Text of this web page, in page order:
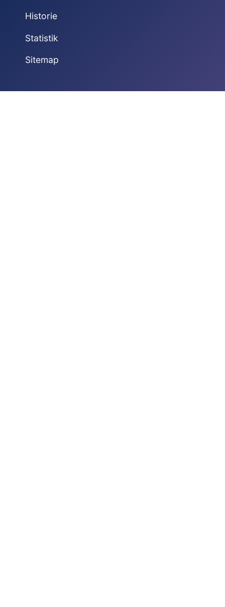
Historie
Statistik
Sitemap